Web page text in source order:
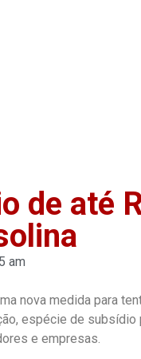
de até
am
nova medida para
espécie de
e empresas.